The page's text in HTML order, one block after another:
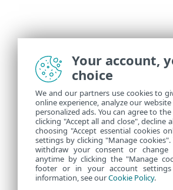
Your account,
choice
We and our partners use cookies to
online experience, analyze our
personalized ads. You can agree to
clicking "Accept all and close", decline
choosing "Accept essential cookies
settings by clicking "Manage
withdraw your consent or change
anytime by clicking the "Manage
footer or in your account
information, see ourCookie Policy.